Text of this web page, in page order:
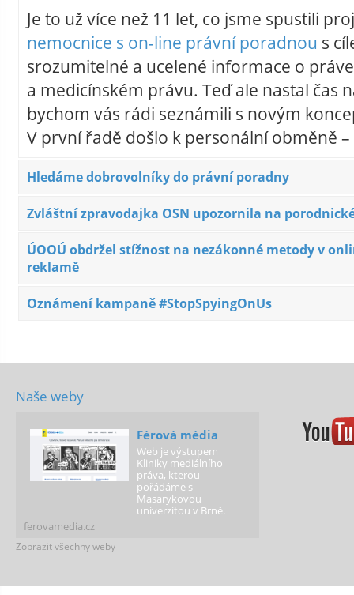
Je to už více než 11 let, co jsme spustili
nemocnice s on-line právní poradnou s
srozumitelné a ucelené informace o
a medicínském právu. Teď ale nastal čas
bychom vás rádi seznámili s novým
V první řadě došlo k personální obměně –
Hledáme dobrovolníky do právní poradny
Zvláštní zpravodajka OSN upozornila na
ÚOOÚ obdržel stížnost na nezákonné metody v
reklamě
Oznámení kampaně #StopSpyingOnUs
Naše weby
Férová média
Web je výstupem
Kliniky mediálního
práva, kterou
pořádáme s
Masarykovou
univerzitou v Brně.
ferovamedia.cz
Zobrazit všechny weby